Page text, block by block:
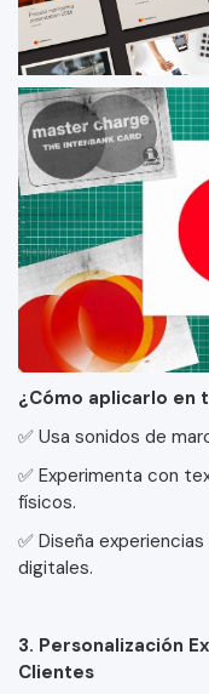
¿Cómo aplicarlo en
✅ Usa sonidos de
✅ Experimenta con
físicos.
✅ Diseña
digitales.
3. Personalización
Clientes